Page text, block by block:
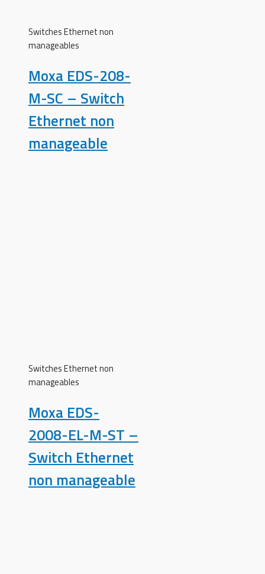
Switches Ethernet non
manageables
Moxa EDS-208-
M-SC – Switch
Ethernet non
manageable
Switches Ethernet non
manageables
Moxa EDS-
2008-EL-M-ST –
Switch Ethernet
non manageable